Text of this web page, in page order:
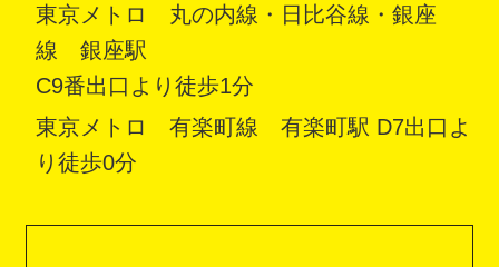
東京メトロ 丸の内線・日比谷線・銀座
線 銀座駅
C9番出口より徒歩1分
東京メトロ 有楽町線 有楽町駅 D7出口よ
り徒歩0分